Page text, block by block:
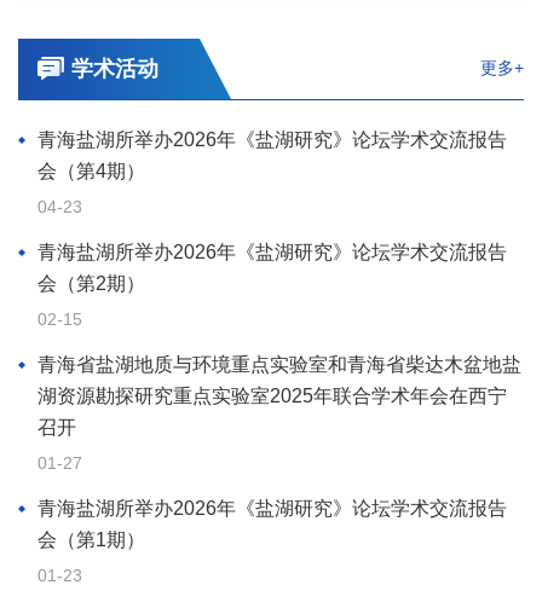
学术活动 更多+
青海盐湖所举办2026年《盐湖研究》论坛学术交流报告
会（第4期）
04-23
青海盐湖所举办2026年《盐湖研究》论坛学术交流报告
会（第2期）
02-15
青海省盐湖地质与环境重点实验室和青海省柴达木盆地盐
湖资源勘探研究重点实验室2025年联合学术年会在西宁
召开
01-27
青海盐湖所举办2026年《盐湖研究》论坛学术交流报告
会（第1期）
01-23